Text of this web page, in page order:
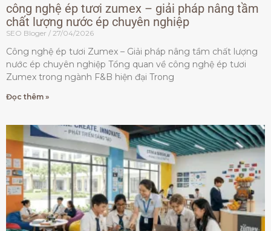
công nghệ ép tươi zumex – giải pháp nâng tầm
chất lượng nước ép chuyên nghiệp
SEO Bloger 27/04/2026
Công nghệ ép tươi Zumex – Giải pháp nâng tầm chất lượng
nước ép chuyên nghiệp Tổng quan về công nghệ ép tươi
Zumex trong ngành F&B hiện đại Trong
Đọc thêm »